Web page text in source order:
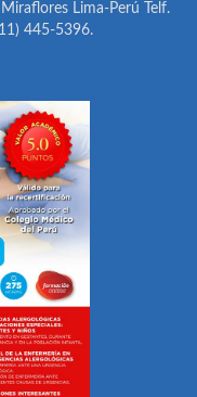
Lima-Perú Telf.
445-5396.